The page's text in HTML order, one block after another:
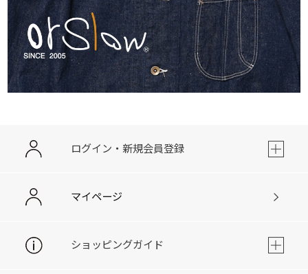
ログイン・新規会員登録
マイページ
ショッピングガイド